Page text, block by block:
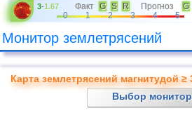
3-1.67 Факт G S R Прогноз G
0
1 2 3 4 5
Монитор землетрясений
Карта землетрясений магнитудой ≥
Выбор